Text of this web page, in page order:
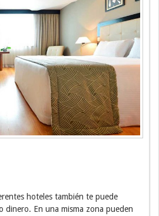
hoteles también te puede
dinero. En una misma zona pueden